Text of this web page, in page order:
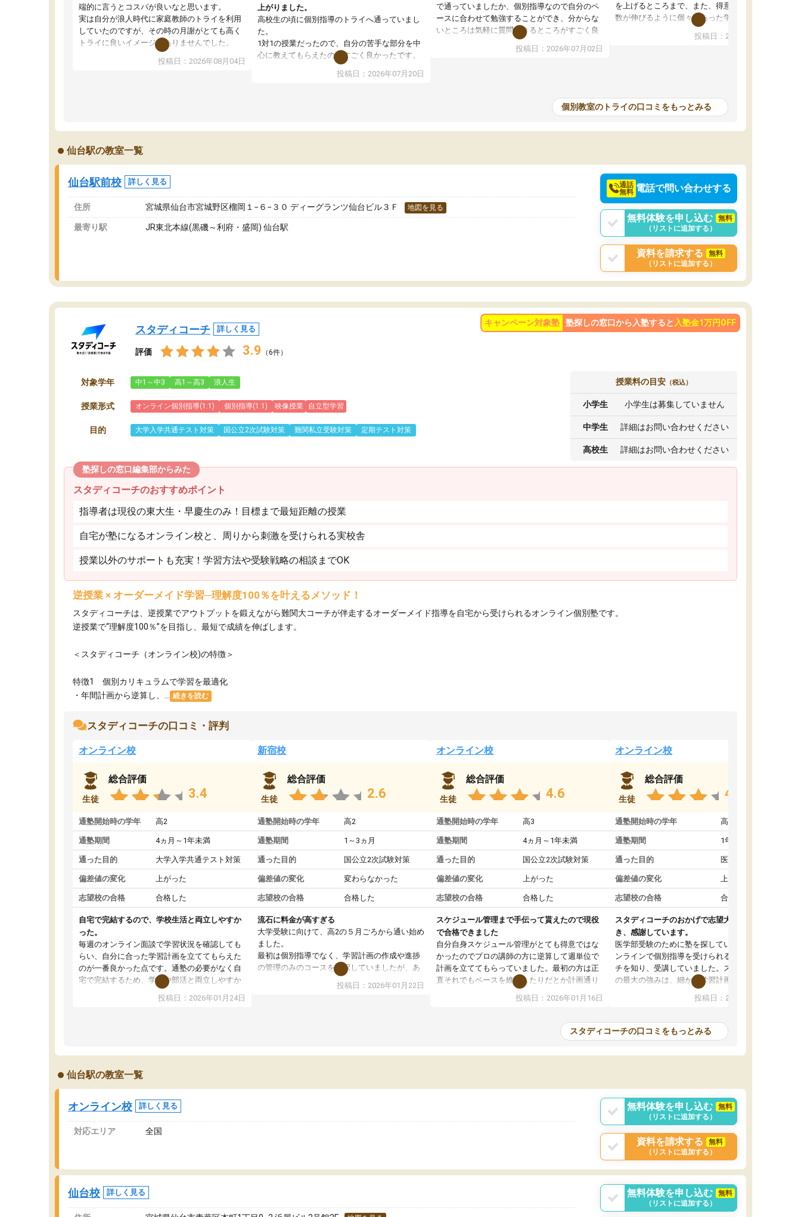
端的に言うとコスパが良いなと思います。
実は自分が浪人時代に家庭教師のトライを利用
していたのですが、その時の月謝がとても高く
トライに良いイメージがありませんでした。
なので、少し不安だったのですが子供がどうし
ても行きたいと言うので利用し始めた形です。
が、それを加味しても通って損はないなと感じ
投稿日：2026年08月04日
上がりました。
高校生の頃に個別指導のトライへ通っていまし
た。
1対1の授業だったので、自分の苦手な部分を中
心に教えてもらえたのがすごく良かったです。
わからないところもその場で質問しやすく、理
解できるまで丁寧に説明してもらえたので、勉
な人には特におすすめできる塾だと思います。
投稿日：2026年07月20日
で通っていましたか、個別指導なので自分のペ
ースに合わせて勉強することができ、分からな
いところは気軽に質問できるところがすごく良
いところだと思いました。また、教科によって
専門の先生にも変えて貰えたので、わかりやす
近くに自分の担当の先生だったり、他の先生が
いるので分からないところをすぐに質問できる
投稿日：2026年07月02日
を上げるところまで、また、得意科目はより点
数が伸びるように個々にあった学習方法で教え
てくれました。また、個別にやってくれること
でわからないところをすぐに質問することがで
した。
投稿日：2026年06月19日
個別教室のトライの口コミをもっとみる
仙台駅の教室一覧
仙台駅前校 詳しく見る
住所 宮城県仙台市宮城野区榴岡１−６−３０ ディーグランツ仙台ビル３Ｆ 地図を見る
最寄り駅 JR東北本線(黒磯～利府・盛岡) 仙台駅
通話
無料 電話で問い合わせする
無料体験を申し込む
無料
（リストに追加する）
資料を請求する
無料
（リストに追加する）
キャンペーン対象塾 塾探しの窓口から入塾すると 入塾金1万円OFF
スタディコーチ 詳しく見る
評価 3.9 （6件）
対象学年 中1～中3 高1～高3 浪人生
授業形式 オンライン個別指導(1:1) 個別指導(1:1) 映像授業 自立型学習
目的 大学入学共通テスト対策 国公立2次試験対策 難関私立受験対策 定期テスト対策
授業料の目安 （税込）
小学生 小学生は募集していません
中学生 詳細はお問い合わせください
高校生 詳細はお問い合わせください
塾探しの窓口編集部からみた
スタディコーチのおすすめポイント
指導者は現役の東大生・早慶生のみ！目標まで最短距離の授業
自宅が塾になるオンライン校と、周りから刺激を受けられる実校舎
授業以外のサポートも充実！学習方法や受験戦略の相談までOK
逆授業 × オーダーメイド学習─理解度100％を叶えるメソッド！
スタディコーチは、逆授業でアウトプットを鍛えながら難関大コーチが伴走するオーダーメイド指導を自宅から受けられるオンライン個別塾です。
逆授業で“理解度100％”を目指し、最短で成績を伸ばします。
＜スタディコーチ（オンライン校)の特徴＞
特徴1 個別カリキュラムで学習を最適化
・年間計画から逆算し、...
続きを読む
スタディコーチの口コミ・評判
オンライン校
生徒
総合評価
3.4
通塾開始時の学年 高2
通塾期間 4ヵ月～1年未満
通った目的 大学入学共通テスト対策
偏差値の変化 上がった
志望校の合格 合格した
自宅で完結するので、学校生活と両立しやすか
った。
毎週のオンライン面談で学習状況を確認しても
らい、自分に合った学習計画を立ててもらえた
のが一番良かった点です。通塾の必要がなく自
宅で完結するため、学校や部活と両立しやすか
ったです。コーチが現役大学生で相談しやす
く、勉強面だけでなく受験期の不安も気軽に話
投稿日：2026年01月24日
新宿校
生徒
総合評価
2.6
通塾開始時の学年 高2
通塾期間 1～3ヵ月
通った目的 国公立2次試験対策
偏差値の変化 変わらなかった
志望校の合格 合格した
流石に料金が高すぎる
大学受験に向けて、高2の５月ごろから通い始め
ました。
最初は個別指導でなく、学習計画の作成や進捗
の管理のみのコースを選択していましたが、あ
まり効果がないと感じ個別指導コースに変更し
総合してあまりお勧めできる塾ではありません
投稿日：2026年01月22日
オンライン校
生徒
総合評価
4.6
通塾開始時の学年 高3
通塾期間 4ヵ月～1年未満
通った目的 国公立2次試験対策
偏差値の変化 上がった
志望校の合格 合格した
スケジュール管理まで手伝って貰えたので現役
で合格できました
自分自身スケジュール管理がとても得意ではな
かったのでプロの講師の方に逆算して週単位で
計画を立ててもらっていました。最初の方は正
直それでもペースを維持したりだとか計画通り
に進めるのはムズかしかったです。ですが週一
の面談で進捗の確認とかがあったのでそのタイ
ールを再編成してくれたりなど柔軟に対応して
くれてました。それに加えオンライン自習室の
投稿日：2026年01月16日
オンライン校
生徒
総合評価
4.4
通塾開始時の学年 高2
通塾期間 1年以上
通った目的 医学部受験
偏差値の変化 上がった
志望校の合格 合格した
スタディコーチのおかげで志望大学に合格で
き、感謝しています。
医学部受験のために塾を探していたところ、オ
ンラインで個別指導を受けられるスタディコー
チを知り、受講していました。スタディコーチ
の最大の強みは、細かな学習計画表の作成にあ
ると思います。各教科ごとに詳細な計画を立て
てくれたため、迷うことなく受験勉強に取り組
てるのが難しい人にとって、非常に向いている
サービスだと思います。
つです。自宅であっても、周りに他の受験生が
いるような環境の中で勉強に取り組めました。
投稿日：2024年03月05日
スタディコーチの口コミをもっとみる
仙台駅の教室一覧
オンライン校 詳しく見る
対応エリア 全国
無料体験を申し込む
無料
（リストに追加する）
資料を請求する
無料
（リストに追加する）
仙台校 詳しく見る 無料体験を申し込む
無料
（リストに追加する）